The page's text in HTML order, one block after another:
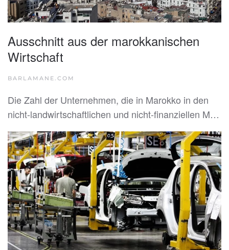
Ausschnitt aus der marokkanischen
Wirtschaft
BARLAMANE.COM
Die Zahl der Unternehmen, die in Marokko in den
nicht-landwirtschaftlichen und nicht-finanziellen M…